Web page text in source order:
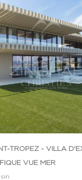
TROPEZ - VILLA
VUE MER